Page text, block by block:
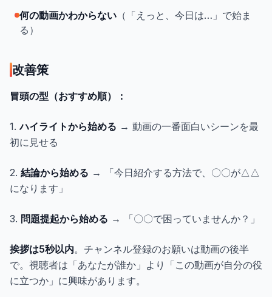
何の動画かわからない （「えっと、今日は…」で始ま
る）
改善策
冒頭の型（おすすめ順）：
1.ハイライトから始める → 動画の一番面白いシーンを最
初に見せる
2. 結論から始める → 「今日紹介する方法で、〇〇が△△
になります」
3. 問題提起から始める → 「〇〇で困っていませんか？」
挨拶は5秒以内。チャンネル登録のお願いは動画の後半
で。視聴者は「あなたが誰か」より「この動画が自分の役
に立つか」に興味があります。